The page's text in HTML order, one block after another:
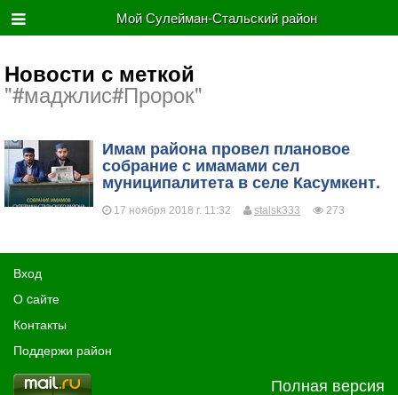
Мой Сулейман-Стальский район
Новости с меткой
"#маджлис#Пророк"
​Имам района провел плановое
собрание с имамами сел
муниципалитета в селе Касумкент.
17 ноября 2018 г. 11:32 stalsk333 273
Вход
О cайте
Контакты
Поддержи район
Полная версия